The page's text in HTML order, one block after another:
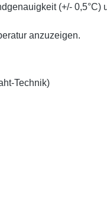
(+/- 0,5°C)
anzuzeigen.
Technik)